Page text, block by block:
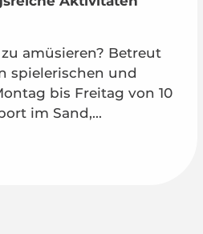
amüsieren? Betreut
spielerischen und
bis Freitag von 10
im Sand,...